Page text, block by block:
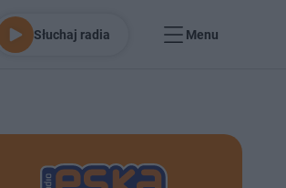
Słuchaj radia Menu